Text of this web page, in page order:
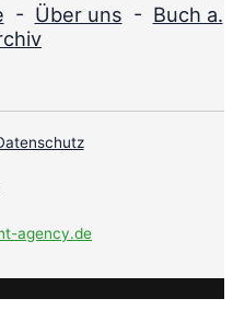
- Über uns - Buch a.
agency.de